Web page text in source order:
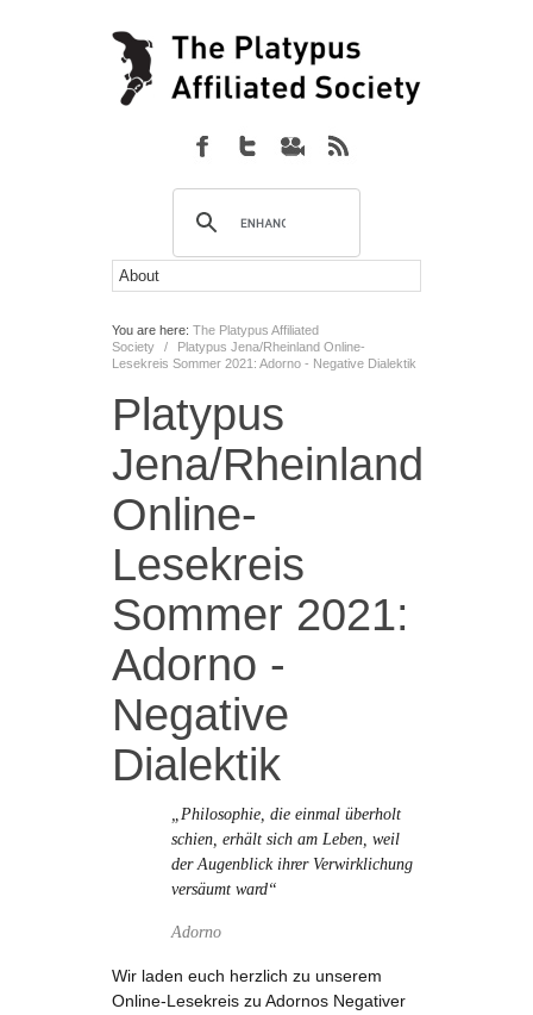
You are here: The Platypus Affiliated
Society
/
Platypus Jena/Rheinland Online-
Lesekreis Sommer 2021: Adorno - Negative Dialektik
Platypus
Jena/Rheinland
Online-
Lesekreis
Sommer 2021:
Adorno -
Negative
Dialektik
„Philosophie, die einmal überholt
schien, erhält sich am Leben, weil
der Augenblick ihrer Verwirklichung
versäumt ward“
Adorno
Wir laden euch herzlich zu unserem
Online-Lesekreis zu Adornos Negativer